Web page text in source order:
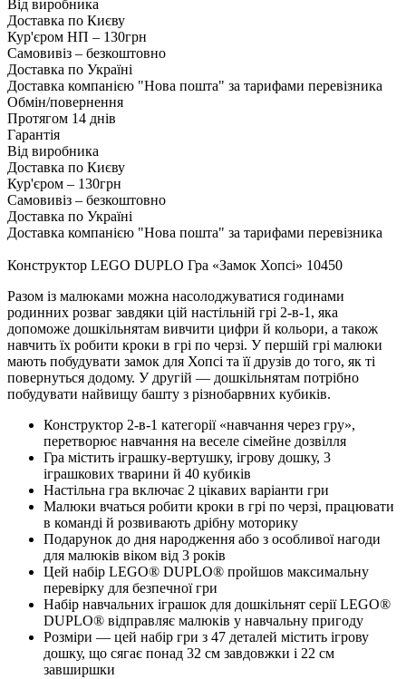
Від виробника
Доставка по Києву
Кур'єром НП – 130грн
Самовивіз – безкоштовно
Доставка по Україні
Доставка компанією "Нова пошта" за тарифами перевізника
Обмін/повернення
Протягом 14 днів
Гарантія
Від виробника
Доставка по Києву
Кур'єром – 130грн
Самовивіз – безкоштовно
Доставка по Україні
Доставка компанією "Нова пошта" за тарифами перевізника
Конструктор LEGO DUPLO Гра «Замок Хопсі» 10450
Разом із малюками можна насолоджуватися годинами
родинних розваг завдяки цій настільній грі 2-в-1, яка
допоможе дошкільнятам вивчити цифри й кольори, а також
навчить їх робити кроки в грі по черзі. У першій грі малюки
мають побудувати замок для Хопсі та її друзів до того, як ті
повернуться додому. У другій — дошкільнятам потрібно
побудувати найвищу башту з різнобарвних кубиків.
Конструктор 2-в-1 категорії «навчання через гру»,
перетворює навчання на веселе сімейне дозвілля
Гра містить іграшку-вертушку, ігрову дошку, 3
іграшкових тварини й 40 кубиків
Настільна гра включає 2 цікавих варіанти гри
Малюки вчаться робити кроки в грі по черзі, працювати
в команді й розвивають дрібну моторику
Подарунок до дня народження або з особливої нагоди
для малюків віком від 3 років
Цей набір LEGO® DUPLO® пройшов максимальну
перевірку для безпечної гри
Набір навчальних іграшок для дошкільнят серії LEGO®
DUPLO® відправляє малюків у навчальну пригоду
Розміри — цей набір гри з 47 деталей містить ігрову
дошку, що сягає понад 32 см завдовжки і 22 см
завширшки